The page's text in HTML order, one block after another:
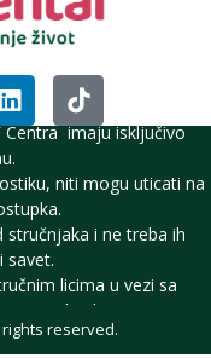
imaju isključivo
niti mogu uticati na
stručnjaka i ne treba ih
savet.
licima u vezi sa
zdravljem.
rights reserved.